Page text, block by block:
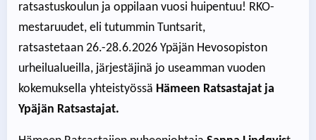
ratsastuskoulun ja oppilaan vuosi huipentuu! RKO-
mestaruudet, eli tutummin Tuntsarit,
ratsastetaan 26.-28.6.2026 Ypäjän Hevosopiston
urheilualueilla, järjestäjinä jo useamman vuoden
kokemuksella yhteistyössä Hämeen Ratsastajat ja
Ypäjän Ratsastajat.